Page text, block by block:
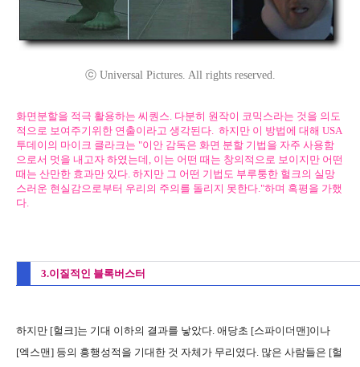
ⓒ Universal Pictures. All rights reserved.
화면분할을 적극 활용하는 씨퀀스. 다분히 원작이 코믹스라는 것을 의도
적으로 보여주기위한 연출이라고 생각된다. 하지만 이 방법에 대해 USA
투데이의 마이크 클라크는 "이안 감독은 화면 분할 기법을 자주 사용함
으로서 멋을 내고자 하였는데, 이는 어떤 때는 창의적으로 보이지만 어떤
때는 산만한 효과만 있다. 하지만 그 어떤 기법도 부루퉁한 헐크의 실망
스러운 현실감으로부터 우리의 주의를 돌리지 못한다."하며 혹평을 가했
다.
3.이질적인 블록버스터
하지만 [헐크]는 기대 이하의 결과를 낳았다. 애당초 [스파이더맨]이나
[엑스맨] 등의 흥행성적을 기대한 것 자체가 무리였다. 많은 사람들은 [헐